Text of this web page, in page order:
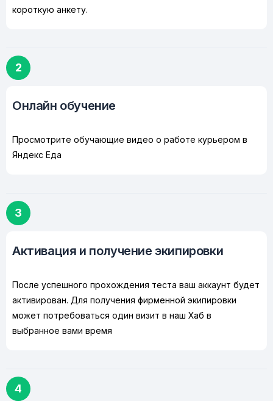
короткую анкету.
2
Онлайн обучение
Просмотрите обучающие видео о работе курьером в
Яндекс Еда
3
Активация и получение экипировки
После успешного прохождения теста ваш аккаунт будет
активирован. Для получения фирменной экипировки
может потребоваться один визит в наш Хаб в
выбранное вами время
4